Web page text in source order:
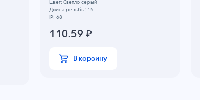
Цвет: Светло-серый
Длина резьбы: 15
IP: 68
110.59 ₽
В корзину